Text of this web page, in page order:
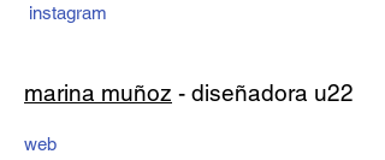
instagram
marina muñoz - diseñadora u22
web